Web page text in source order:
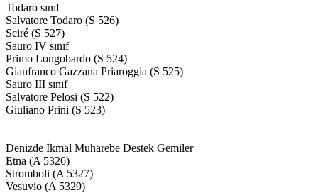
Todaro sınıf
Salvatore Todaro (S 526)
Sciré (S 527)
Sauro IV sınıf
Primo Longobardo (S 524)
Gianfranco Gazzana Priaroggia (S 525)
Sauro III sınıf
Salvatore Pelosi (S 522)
Giuliano Prini (S 523)
Denizde İkmal Muharebe Destek Gemiler
Etna (A 5326)
Stromboli (A 5327)
Vesuvio (A 5329)